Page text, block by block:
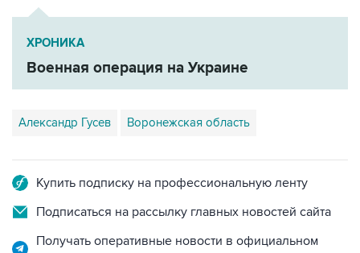
ХРОНИКА
Военная операция на Украине
Александр Гусев Воронежская область
Купить подписку на профессиональную ленту
Подписаться на рассылку главных новостей сайта
Получать оперативные новости в официальном